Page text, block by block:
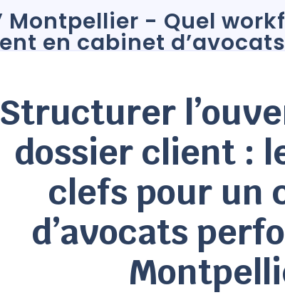
Structurer
dossier client :
clefs pour un
d’avocats